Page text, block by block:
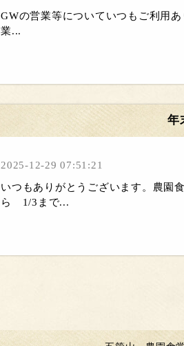
GWの営業等についていつもご利用
業...
年
2025-12-29 07:51:21
いつもありがとうございます。農園
ら 1/3まで...